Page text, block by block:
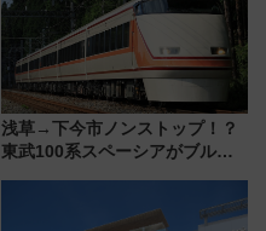
【2026年8月】
浅草→下今市ノンストップ！？
東武100系スペーシアがブルー
ー当時の停車駅」を再現 運転
時刻や特急券の買い方を紹介